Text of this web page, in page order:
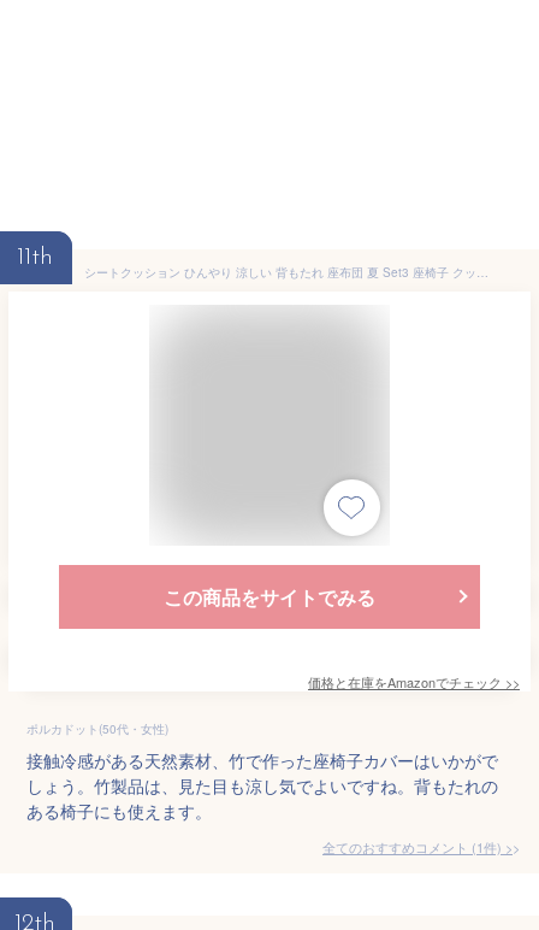
11th
シートクッション ひんやり 涼しい 背もたれ 座布団 夏 Set3 座椅子 クッション 冷却マット仕様 チェア 涼感冷感 運転 カラー オフィス椅子 事務椅子用 折りたたん コンパクト収納 暑さ対策 蒸れない 通気いい 竹 椅子カバー
この商品をサイトでみる
価格と在庫をAmazonでチェック >>
ポルカドット(50代・女性)
接触冷感がある天然素材、竹で作った座椅子カバーはいかがで
しょう。竹製品は、見た目も涼し気でよいですね。背もたれの
ある椅子にも使えます。
全てのおすすめコメント (1件) >
12th